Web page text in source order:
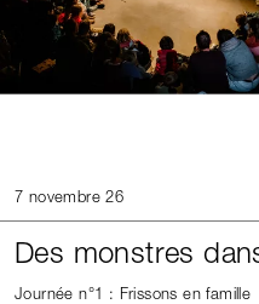
7 novembre 26
Des monstres
Journée n°1 : Frissons en famille